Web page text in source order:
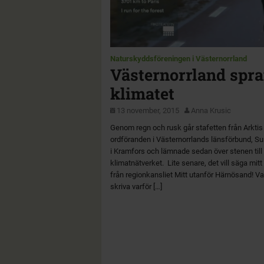
Naturskyddsföreningen i Västernorrland
Västernorrland
klimatet
13 november, 2015
Anna Krusic
Genom regn och rusk går stafetten från
ordföranden i Västernorrlands länsförbund,
i Kramfors och lämnade sedan över stenen
klimatnätverket. Lite senare, det vill säga mitt
från regionkansliet Mitt utanför Härnösand!
skriva varför […]